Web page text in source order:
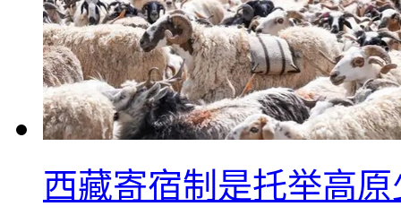
西藏寄宿制是托举高